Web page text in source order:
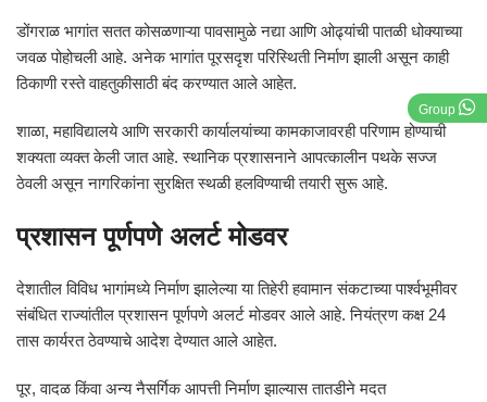
Group
डोंगराळ भागांत सतत कोसळणाऱ्या पावसामुळे नद्या आणि ओढ्यांची पातळी धोक्याच्या
जवळ पोहोचली आहे. अनेक भागांत पूरसदृश परिस्थिती निर्माण झाली असून काही
ठिकाणी रस्ते वाहतुकीसाठी बंद करण्यात आले आहेत.
शाळा, महाविद्यालये आणि सरकारी कार्यालयांच्या कामकाजावरही परिणाम होण्याची
शक्यता व्यक्त केली जात आहे. स्थानिक प्रशासनाने आपत्कालीन पथके सज्ज
ठेवली असून नागरिकांना सुरक्षित स्थळी हलविण्याची तयारी सुरू आहे.
प्रशासन पूर्णपणे अलर्ट मोडवर
देशातील विविध भागांमध्ये निर्माण झालेल्या या तिहेरी हवामान संकटाच्या पार्श्वभूमीवर
संबंधित राज्यांतील प्रशासन पूर्णपणे अलर्ट मोडवर आले आहे. नियंत्रण कक्ष 24
तास कार्यरत ठेवण्याचे आदेश देण्यात आले आहेत.
पूर, वादळ किंवा अन्य नैसर्गिक आपत्ती निर्माण झाल्यास तातडीने मदत